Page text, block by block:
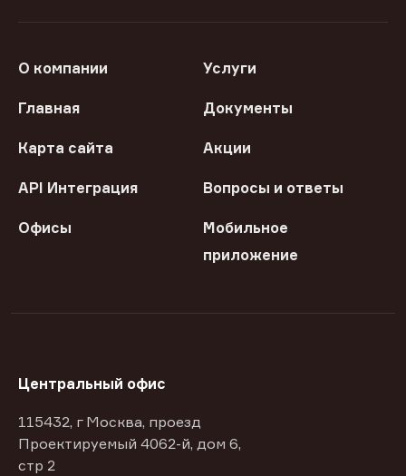
О компании Услуги
Главная Документы
Карта сайта Акции
API Интеграция Вопросы и ответы
Офисы
Мобильное
приложение
Центральный офис
115432, г Москва, проезд
Проектируемый 4062-й, дом 6,
стр 2